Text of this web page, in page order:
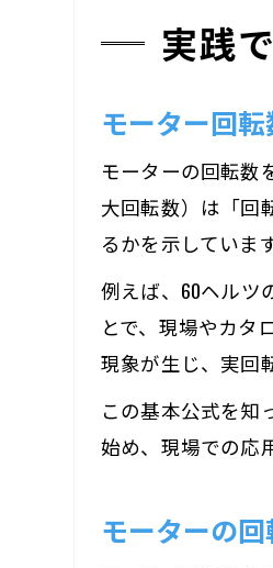
実践
モーター回
モーターの回転数
大回転数）は「回
るかを示しています
例えば、60ヘルツ
とで、現場やカタ
現象が生じ、実回
この基本公式を知
始め、現場での応
モーターの